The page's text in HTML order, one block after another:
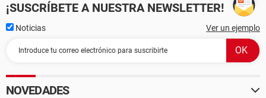
¡SUSCRÍBETE A NUESTRA NEWSLETTER!
Noticias Ver un ejemplo
NOVEDADES